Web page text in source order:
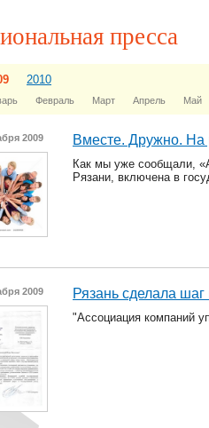
пресса
2010
Февраль Март Апрель Май
2009 Вместе. Дружно. На
Как мы уже сообщали,
Рязани, включена в
2009 Рязань сделала шаг
"Ассоциация компаний